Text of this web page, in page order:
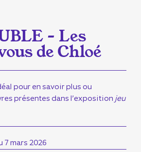
– Les
de Chloé
pour en savoir plus ou
présentes dans l’exposition jeu
7 mars 2026